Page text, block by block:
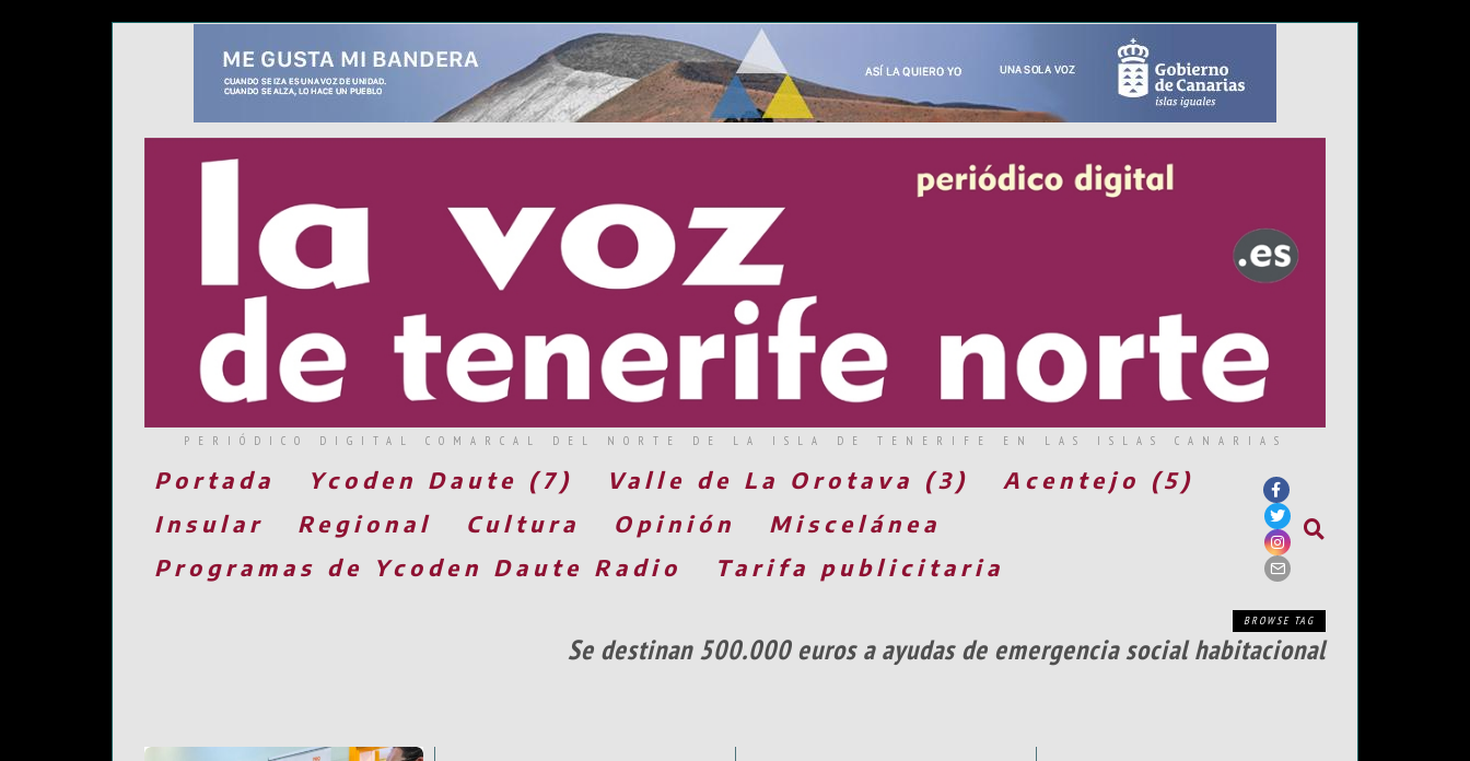
PERIÓDICO DIGITAL COMARCAL DEL NORTE DE LA ISLA DE TENERIFE EN LAS ISLAS CANARIAS
Portada Ycoden Daute (7) Valle de La Orotava (3)
Acentejo (5)
Insular
Regional Cultura Opinión
Miscelánea
Programas de Ycoden Daute Radio
Tarifa publicitaria
BROWSE TAG
Se destinan 500.000 euros a ayudas de emergencia social habitacional